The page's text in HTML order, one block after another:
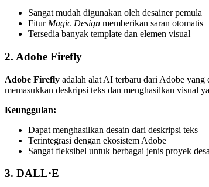
Sangat mudah digunakan oleh desainer pemula
Fitur Magic Design memberikan saran otomatis
Tersedia banyak template dan elemen visual
2. Adobe Firefly
Adobe Firefly adalah alat AI terbaru dari Adobe
memasukkan deskripsi teks dan menghasilkan visual
Keunggulan:
Dapat menghasilkan desain dari deskripsi teks
Terintegrasi dengan ekosistem Adobe
Sangat fleksibel untuk berbagai jenis proyek
3. DALL·E